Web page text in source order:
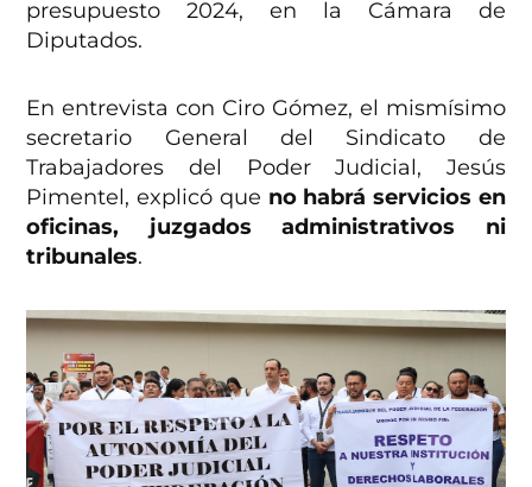
presupuesto 2024, en la Cámara de
Diputados.
En entrevista con Ciro Gómez, el mismísimo
secretario General del Sindicato de
Trabajadores del Poder Judicial, Jesús
Pimentel, explicó que no habrá servicios en
oficinas, juzgados administrativos ni
tribunales.